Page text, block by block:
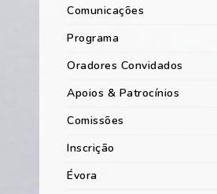
Comunicações
Programa
Oradores Convidados
Apoios & Patrocínios
Comissões
Inscrição
Évora